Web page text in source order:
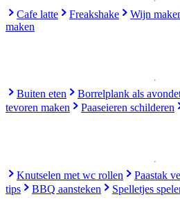
Cafe latte Freakshake Wijn
maken
Buiten eten Borrelplank als
tevoren maken
Paaseieren schilderen
Knutselen met wc rollen Paastak
tips
BBQ aansteken Spelletjes